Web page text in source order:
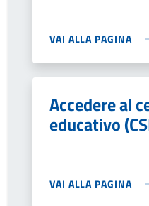
VAI ALLA PAGINA
Accedere al
educativo
VAI ALLA PAGINA